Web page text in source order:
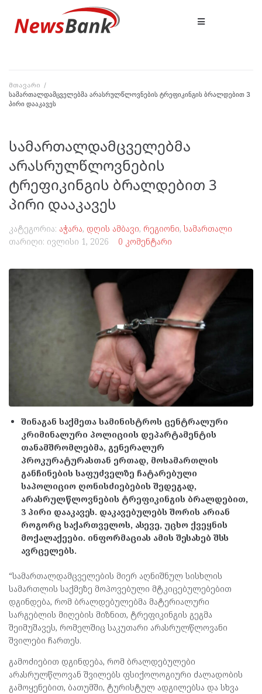
მთავარი /
სამართალდამცველებმა არასრულწლოვნების ტრეფიკინგის ბრალდებით 3
პირი დააკავეს
სამართალდამცველებმა
არასრულწლოვნების
ტრეფიკინგის ბრალდებით 3
პირი დააკავეს
კატეგორია: აჭარა, დღის ამბავი, რეგიონი, სამართალი
თარიღი: ივლისი 1, 2026 0 კომენტარი
შინაგან საქმეთა სამინისტროს ცენტრალური
კრიმინალური პოლიციის დეპარტამენტის
თანამშრომლებმა, გენერალურ
პროკურატურასთან ერთად, მოსამართლის
განჩინების საფუძველზე ჩატარებული
საპოლიციო ღონისძიებების შედეგად,
არასრულწლოვნების ტრეფიკინგის ბრალდებით,
3 პირი დააკავეს. დაკავებულებს შორის არიან
როგორც საქართველოს, ასევე, უცხო ქვეყნის
მოქალაქეები. ინფორმაციას ამის შესახებ შსს
ავრცელებს.
“სამართალდამცველების მიერ აღნიშნულ სისხლის
სამართლის საქმეზე მოპოვებული მტკიცებულებებით
დგინდება, რომ ბრალდებულებმა მატერიალური
სარგებლის მიღების მიზნით, ტრეფიკინგის გეგმა
შეიმუშავეს, რომელშიც საკუთარი არასრულწლოვანი
შვილები ჩართეს.
გამოძიებით დგინდება, რომ ბრალდებულები
არასრულწლოვან შვილებს ფსიქოლოგიური ძალადობის
გამოყენებით, ბათუმში, ტურისტულ ადგილებსა და სხვა